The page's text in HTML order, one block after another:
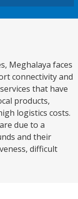
Meghalaya faces
connectivity and
that have
products,
logistics costs.
due to a
and their
difficult